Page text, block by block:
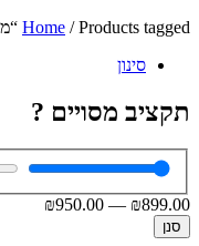
Home / Products tagged “מזרון ילדים 120/190 עובי 15”
סינון
תקציב מסויים ?
₪899.00
—
₪950.00
סנן